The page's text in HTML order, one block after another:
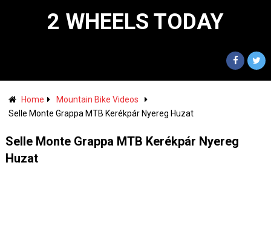
2 WHEELS TODAY
Home
Mountain Bike Videos
Selle Monte Grappa MTB Kerékpár Nyereg Huzat
Selle Monte Grappa MTB Kerékpár Nyereg
Huzat